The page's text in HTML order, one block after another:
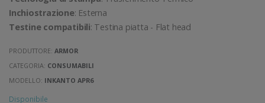
Inchiostrazione: Esterna
Testine compatibili: Testina piatta - Flat head
PRODUTTORE:ARMOR
CATEGORIA: CONSUMABILI
MODELLO: INKANTO APR6
Disponibile